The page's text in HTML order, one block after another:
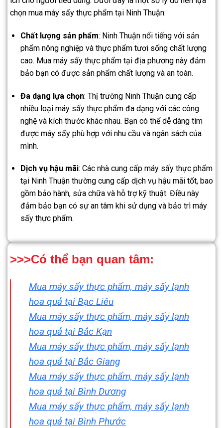
chọn mua máy sấy thực phẩm tại Ninh Thuận:
Chất lượng sản phẩm: Ninh Thuận nổi tiếng với sản
phẩm nông nghiệp và thực phẩm tươi sống chất lượng
cao. Mua máy sấy thực phẩm tại địa phương này đảm
bảo bạn có được sản phẩm chất lượng và an toàn.
Đa dạng lựa chọn: Thị trường Ninh Thuận cung cấp
nhiều loại máy sấy thực phẩm đa dạng với các công
nghệ và kích thước khác nhau. Bạn có thể dễ dàng tìm
được máy sấy phù hợp với nhu cầu và ngân sách của
mình.
Dịch vụ hậu mãi: Các nhà cung cấp máy sấy thực phẩm
tại Ninh Thuận thường cung cấp dịch vụ hậu mãi tốt, bao
gồm bảo hành, sửa chữa và hỗ trợ kỹ thuật. Điều này
đảm bảo bạn có sự an tâm khi sử dụng và bảo trì máy
sấy thực phẩm.
>>>Có thể bạn quan tâm:
Mua máy sấy thực phẩm, máy sấy lạnh
hoa quả tại Bạc Liêu
Mua máy sấy thực phẩm, máy sấy lạnh
hoa quả tại Bắc Kạn
Mua máy sấy thực phẩm, máy sấy lạnh
hoa quả tại Bắc Giang
Mua máy sấy thực phẩm, máy sấy lạnh
hoa quả tại Bình Dương
Mua máy sấy thực phẩm, máy sấy lạnh
hoa quả tại Bình Phước